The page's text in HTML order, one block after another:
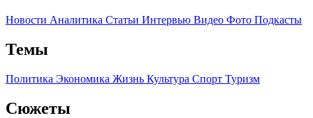
Новости Аналитика Статьи Интервью Видео Фото Подкасты
Темы
Политика Экономика Жизнь Культура Спорт Туризм
Сюжеты